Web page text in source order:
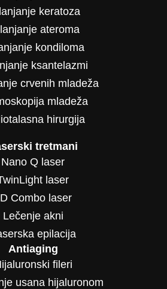
keratoza
ateroma
kondiloma
ksantelazmi
crvenih mladeža
mladeža
hirurgija
tretmani
Nano Q laser
laser
Combo laser
Lečenje akni
epilacija
Antiaging
fileri
usana hijaluronom